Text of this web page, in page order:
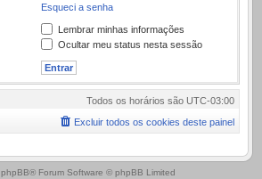
Esqueci a senha
Lembrar minhas informações
Ocultar meu status nesta sessão
Todos os horários são UTC-03:00
Excluir todos os cookies deste painel
phpBB® Forum Software © phpBB Limited